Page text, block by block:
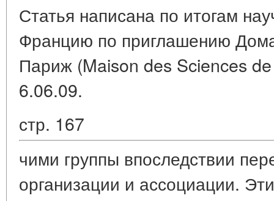
Статья написана по итогам
Францию по приглашению
Париж (Maison des Sciences
6.06.09.
стр. 167
чими группы впоследствии
организации и ассоциации.